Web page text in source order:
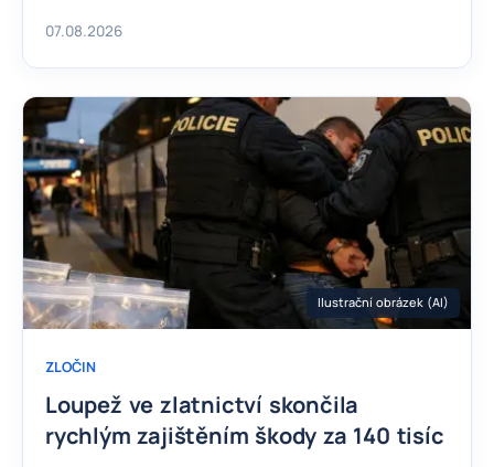
07.08.2026
Ilustrační obrázek (AI)
ZLOČIN
Loupež ve zlatnictví skončila
rychlým zajištěním škody za 140 tisíc